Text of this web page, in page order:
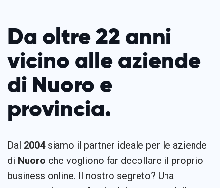
Da oltre 22 anni
vicino alle aziende
di Nuoro e
provincia.
Dal 2004siamo il partner ideale per le aziende
di Nuoro che vogliono far decollare il proprio
business online. Il nostro segreto? Una